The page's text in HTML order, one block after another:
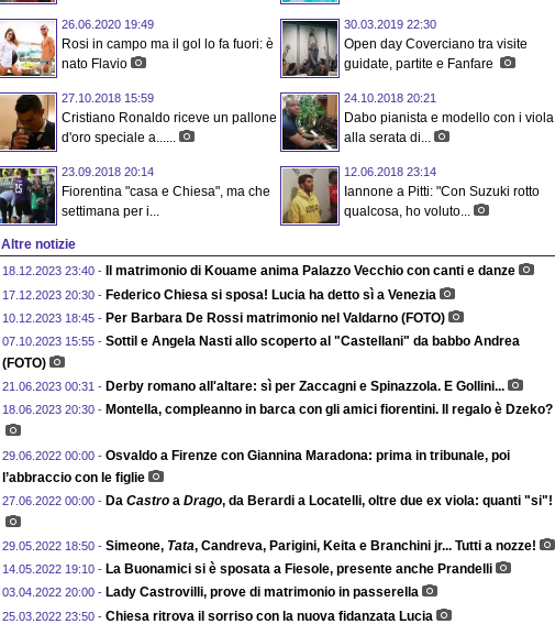
26.06.2020 19:49
Rosi in campo ma il gol lo fa fuori: è
nato Flavio
30.03.2019 22:30
Open day Coverciano tra visite
guidate, partite e Fanfare
27.10.2018 15:59
Cristiano Ronaldo riceve un pallone
d'oro speciale a......
24.10.2018 20:21
Dabo pianista e modello con i viola
alla serata di...
23.09.2018 20:14
Fiorentina "casa e Chiesa", ma che
settimana per i...
12.06.2018 23:14
Iannone a Pitti: "Con Suzuki rotto
qualcosa, ho voluto...
Altre notizie
18.12.2023 23:40 - Il matrimonio di Kouame anima Palazzo Vecchio con canti e danze
17.12.2023 20:30 - Federico Chiesa si sposa! Lucia ha detto sì a Venezia
10.12.2023 18:45 - Per Barbara De Rossi matrimonio nel Valdarno (FOTO)
07.10.2023 15:55 - Sottil e Angela Nasti allo scoperto al "Castellani" da babbo Andrea
(FOTO)
21.06.2023 00:31 - Derby romano all'altare: sì per Zaccagni e Spinazzola. E Gollini...
18.06.2023 20:30 - Montella, compleanno in barca con gli amici fiorentini. Il regalo è Dzeko?
29.06.2022 00:00 - Osvaldo a Firenze con Giannina Maradona: prima in tribunale, poi
l’abbraccio con le figlie
27.06.2022 00:00 - Da Castro a Drago, da Berardi a Locatelli, oltre due ex viola: quanti "si"!
29.05.2022 18:50 - Simeone, Tata, Candreva, Parigini, Keita e Branchini jr... Tutti a nozze!
14.05.2022 19:10 - La Buonamici si è sposata a Fiesole, presente anche Prandelli
03.04.2022 20:00 - Lady Castrovilli, prove di matrimonio in passerella
25.03.2022 23:50 - Chiesa ritrova il sorriso con la nuova fidanzata Lucia